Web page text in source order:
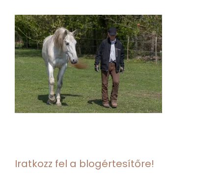
Iratkozz fel a blogértesítőre!